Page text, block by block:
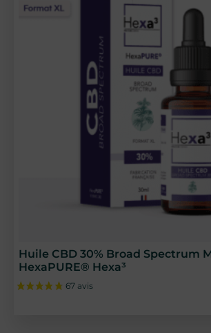
Huile CBD 30% Broad Spectrum
HexaPURE® Hexa³